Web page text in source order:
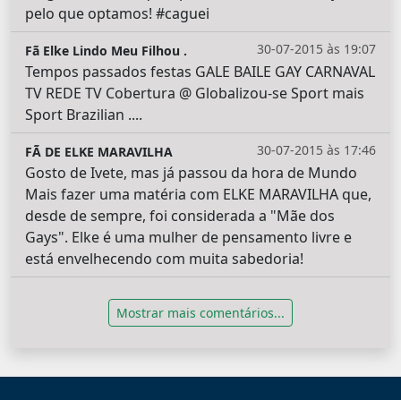
pelo que optamos! #caguei
30-07-2015 às 19:07
Fã Elke Lindo Meu Filhou .
Tempos passados festas GALE BAILE GAY CARNAVAL
TV REDE TV Cobertura @ Globalizou-se Sport mais
Sport Brazilian ....
30-07-2015 às 17:46
FÃ DE ELKE MARAVILHA
Gosto de Ivete, mas já passou da hora de Mundo
Mais fazer uma matéria com ELKE MARAVILHA que,
desde de sempre, foi considerada a "Mãe dos
Gays". Elke é uma mulher de pensamento livre e
está envelhecendo com muita sabedoria!
Mostrar mais comentários...